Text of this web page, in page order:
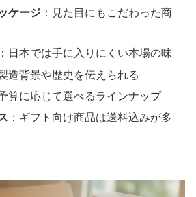
ケージ ：見た目にもこだわった商
日本では手に入りにくい本場の味
造背景や歴史を伝えられる
算に応じて選べるラインナップ
：ギフト向け商品は送料込みが多